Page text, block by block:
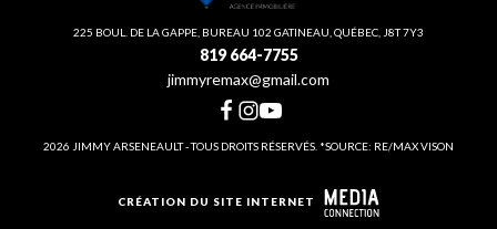
225 BOUL. DE LA GAPPE, BUREAU 102 GATINEAU, QUÉBEC, J8T 7Y3
819 664-7755
jimmyremax@gmail.com
2026 JIMMY ARSENEAULT - TOUS DROITS RÉSERVÉS. *SOURCE: RE/MAX VISON
CRÉATION DU SITE INTERNET